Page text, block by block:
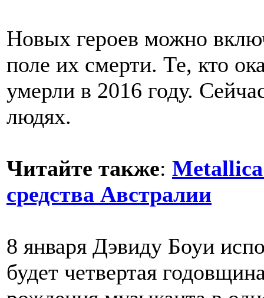
Новых героев можно
поле их смерти. Те, кто
умерли в 2016 году.
людях.
Читайте также:
средства Австралии
8 января Дэвиду Боуи
будет четвертая